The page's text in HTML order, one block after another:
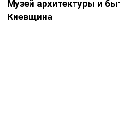
Музей архитектуры и
Киевщина